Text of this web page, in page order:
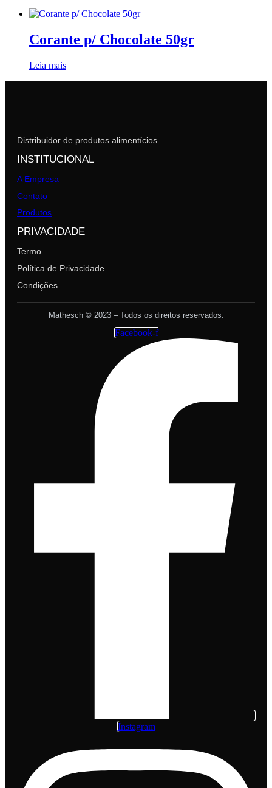
Corante p/ Chocolate 50gr
Leia mais
Distribuidor de produtos alimentícios.
INSTITUCIONAL
A Empresa
Contato
Produtos
PRIVACIDADE
Termo
Política de Privacidade
Condições
Mathesch © 2023 – Todos os direitos reservados.
Facebook-f
Instagram